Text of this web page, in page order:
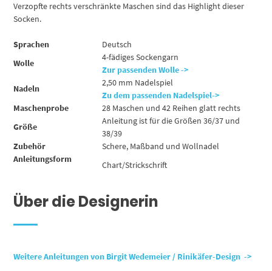
Verzopfte rechts verschränkte Maschen sind das Highlight dieser
Socken.
Sprachen
Deutsch
Wolle
4-fädiges Sockengarn
Zur passenden Wolle ->
Nadeln
2,50 mm Nadelspiel
Zu dem passenden Nadelspiel->
Maschenprobe
28 Maschen und 42 Reihen glatt rechts
Größe
Anleitung ist für die Größen 36/37 und
38/39
Zubehör
Schere, Maßband und Wollnadel
Anleitungsform
Chart/Strickschrift
Über die Designerin
Weitere Anleitungen von Birgit Wedemeier / Rinikäfer-Design ->